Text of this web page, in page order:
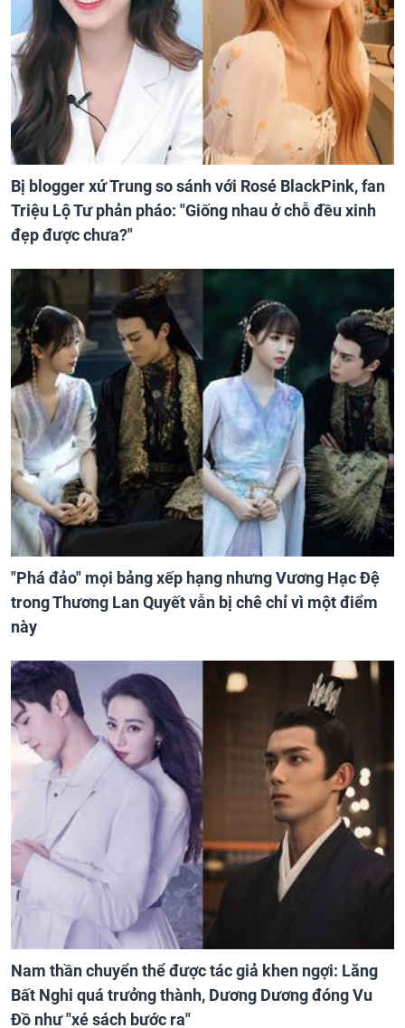
Bị blogger xứ Trung so sánh với Rosé BlackPink, fan
Triệu Lộ Tư phản pháo: "Giống nhau ở chỗ đều xinh
đẹp được chưa?"
"Phá đảo" mọi bảng xếp hạng nhưng Vương Hạc Đệ
trong Thương Lan Quyết vẫn bị chê chỉ vì một điểm
này
Nam thần chuyển thể được tác giả khen ngợi: Lăng
Bất Nghi quá trưởng thành, Dương Dương đóng Vu
Đồ như "xé sách bước ra"